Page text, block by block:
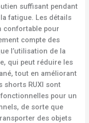
suffisant pendant
fatigue. Les détails
confortable pour
compte des
l’utilisation de la
qui peut réduire les
tout en améliorant
shorts RUXI sont
pour un
de sorte que
des objets